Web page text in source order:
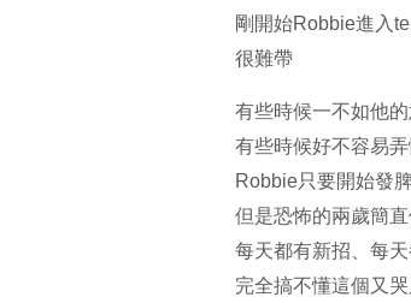
剛開始Robbie進入
很難帶
有些時候一不如他
有些時候好不容易
Robbie只要開始發
但是恐怖的兩歲簡
每天都有新招、每
完全搞不懂這個又